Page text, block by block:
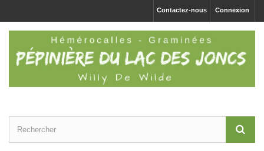
Connexion
Contactez-nous